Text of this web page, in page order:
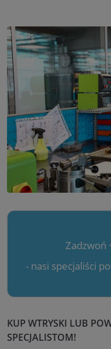
Zadzwoń
- nasi specjaliści
KUP WTRYSKI LUB
SPECJALISTOM!